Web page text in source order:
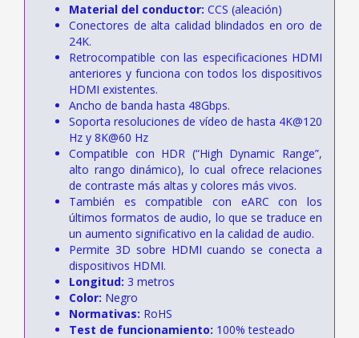
Material del conductor: CCS (aleación)
Conectores de alta calidad blindados en oro de
24K.
Retrocompatible con las especificaciones HDMI
anteriores y funciona con todos los dispositivos
HDMI existentes.
Ancho de banda hasta 48Gbps.
Soporta resoluciones de vídeo de hasta 4K@120
Hz y 8K@60 Hz
Compatible con HDR (“High Dynamic Range”,
alto rango dinámico), lo cual ofrece relaciones
de contraste más altas y colores más vivos.
También es compatible con eARC con los
últimos formatos de audio, lo que se traduce en
un aumento significativo en la calidad de audio.
Permite 3D sobre HDMI cuando se conecta a
dispositivos HDMI.
Longitud: 3 metros
Color: Negro
Normativas: RoHS
Test de funcionamiento: 100% testeado